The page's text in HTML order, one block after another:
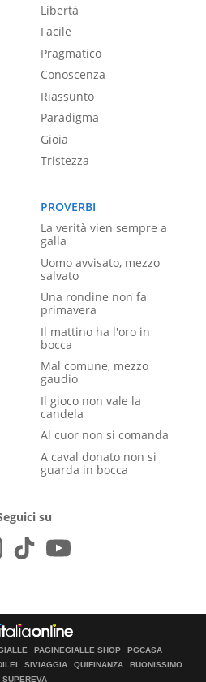
Libertà
Facile
Pragmatico
Conoscenza
Riassunto
Paradigma
Gioia
Tristezza
PROVERBI
La verità vien sempre a
galla
Uomo avvisato, mezzo
salvato
Una rondine non fa
primavera
Il mattino ha l'oro in
bocca
Mal comune, mezzo
gaudio
Il gioco non vale la
candela
Al cuor non si comanda
A caval donato non si
guarda in bocca
su
PAGINEGIALLE SHOP
PGCASA
SIVIAGGIA QUIFINANZA
BUONISSIMO
SUPEREVA